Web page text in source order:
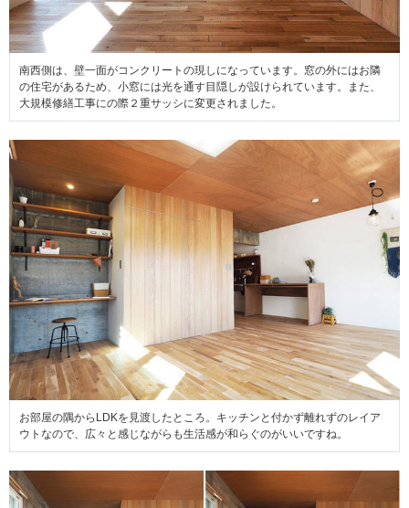
南西側は、壁一面がコンクリートの現しになっています。窓の外にはお隣
の住宅があるため、小窓には光を通す目隠しが設けられています。また、
大規模修繕工事にの際２重サッシに変更されました。
お部屋の隅からLDKを見渡したところ。キッチンと付かず離れずのレイア
ウトなので、広々と感じながらも生活感が和らぐのがいいですね。